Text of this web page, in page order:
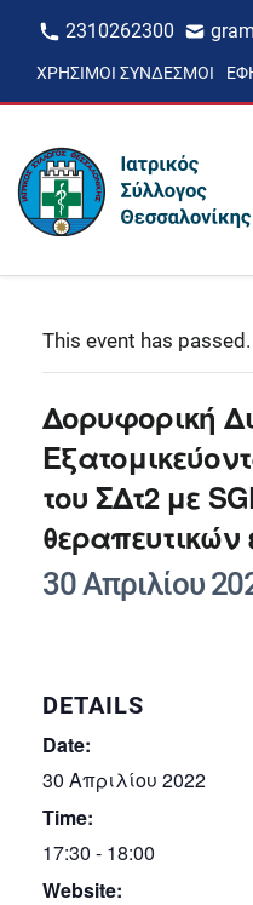
2310262300
ΧΡΉΣΙΜΟΙ ΣΎΝΔΕΣΜΟΙ
This event has passed.
Δορυφορική
του ΣΔτ2 με
θεραπευτικών
30 Απριλίου
DETAILS
Date:
30 Απριλίου 2022
Time:
17:30 - 18:00
Website: